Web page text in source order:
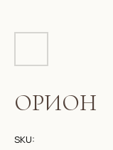
ОРИОН
SKU: